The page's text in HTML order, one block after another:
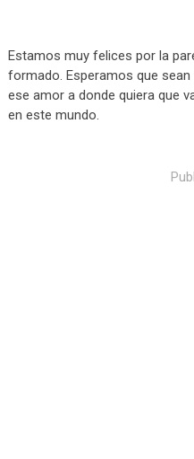
Estamos muy felices por la
formado. Esperamos que
ese amor a donde quiera que
en este mundo.